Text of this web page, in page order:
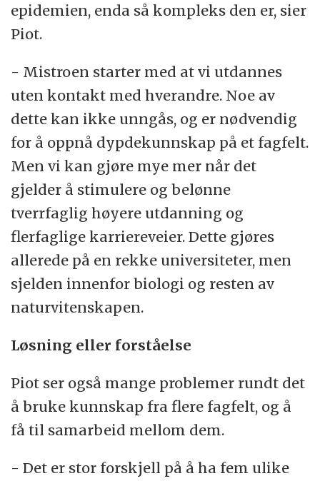
epidemien, enda så kompleks den er, sier
Piot.
- Mistroen starter med at vi utdannes
uten kontakt med hverandre. Noe av
dette kan ikke unngås, og er nødvendig
for å oppnå dypdekunnskap på et fagfelt.
Men vi kan gjøre mye mer når det
gjelder å stimulere og belønne
tverrfaglig høyere utdanning og
flerfaglige karriereveier. Dette gjøres
allerede på en rekke universiteter, men
sjelden innenfor biologi og resten av
naturvitenskapen.
Løsning eller forståelse
Piot ser også mange problemer rundt det
å bruke kunnskap fra flere fagfelt, og å
få til samarbeid mellom dem.
- Det er stor forskjell på å ha fem ulike